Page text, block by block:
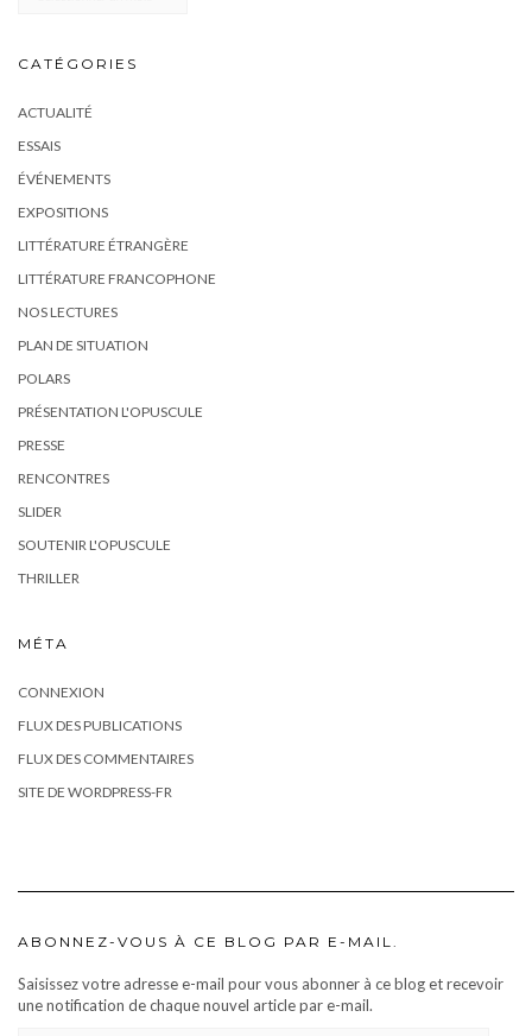
CATÉGORIES
ACTUALITÉ
ESSAIS
ÉVÉNEMENTS
EXPOSITIONS
LITTÉRATURE ÉTRANGÈRE
LITTÉRATURE FRANCOPHONE
NOS LECTURES
PLAN DE SITUATION
POLARS
PRÉSENTATION L'OPUSCULE
PRESSE
RENCONTRES
SLIDER
SOUTENIR L'OPUSCULE
THRILLER
MÉTA
CONNEXION
FLUX DES PUBLICATIONS
FLUX DES COMMENTAIRES
SITE DE WORDPRESS-FR
ABONNEZ-VOUS À CE BLOG PAR E-MAIL.
Saisissez votre adresse e-mail pour vous abonner à ce blog et recevoir
une notification de chaque nouvel article par e-mail.